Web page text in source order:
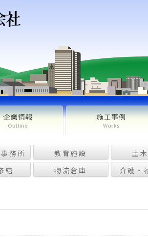
務所 教育施設 土
繕 物流倉庫 介護・